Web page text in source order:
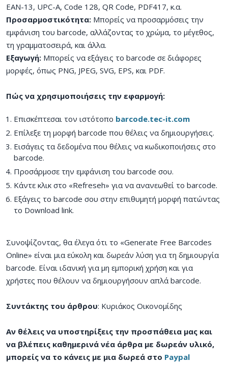
EAN-13, UPC-A, Code 128, QR Code, PDF417, κ.α.
Προσαρμοστικότητα: Μπορείς να προσαρμόσεις την
εμφάνιση του barcode, αλλάζοντας το χρώμα, το μέγεθος,
τη γραμματοσειρά, και άλλα.
Εξαγωγή: Μπορείς να εξάγεις το barcode σε διάφορες
μορφές, όπως PNG, JPEG, SVG, EPS, και PDF.
Πώς να χρησιμοποιήσεις την εφαρμογή:
Επισκέπτεσαι τον ιστότοπο barcode.tec-it.com
Επίλεξε τη μορφή barcode που θέλεις να δημιουργήσεις.
Εισάγεις τα δεδομένα που θέλεις να κωδικοποιήσεις στο
barcode.
Προσάρμοσε την εμφάνιση του barcode σου.
Κάντε κλικ στο «Refreseh» για να ανανεωθεί το barcode.
Εξάγεις το barcode σου στην επιθυμητή μορφή πατώντας
το Download link.
Συνοψίζοντας, θα έλεγα ότι το «Generate Free Barcodes
Online» είναι μια εύκολη και δωρεάν λύση για τη δημιουργία
barcode. Είναι ιδανική για μη εμπορική χρήση και για
χρήστες που θέλουν να δημιουργήσουν απλά barcode.
Συντάκτης του άρθρου: Κυριάκος Οικονομίδης
Αν θέλεις να υποστηρίξεις την προσπάθεια μας και
να βλέπεις καθημερινά νέα άρθρα με δωρεάν υλικό,
μπορείς να το κάνεις με μια δωρεά στο Paypal